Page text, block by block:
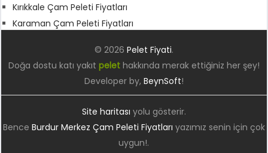
Kırıkkale Çam Peleti Fiyatları
Karaman Çam Peleti Fiyatları
© 2026 Pelet Fiyati.
Doğa dostu katı yakıt pelethakkında merak ettiğiniz her şey!
Developer by, BeynSoft!
Site haritası yolu gösterir.
Bence Burdur Merkez Çam Peleti Fiyatları yazımız senin için çok
uygun!.